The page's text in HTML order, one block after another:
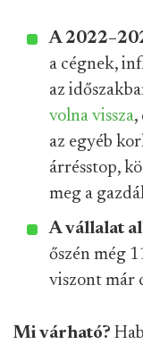
A
a cégnek,
az
volna vissza,
az egyéb
árrésstop,
meg a
A vállalat
őszén még
viszont már
Mi várható?